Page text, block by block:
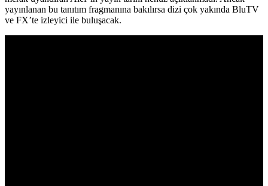
yayınlanan bu tanıtım fragmanına bakılırsa dizi çok yakında BluTV
ve FX’te izleyici ile buluşacak.